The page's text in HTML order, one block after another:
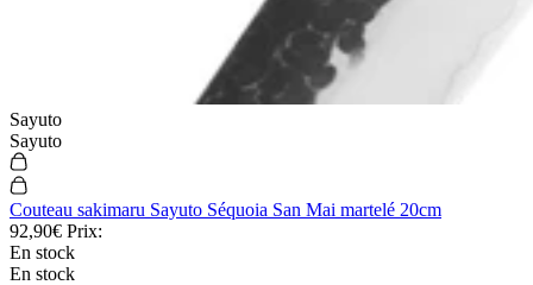
Sayuto
Sayuto
Couteau sakimaru Sayuto Séquoia San Mai martelé 20cm
92,90€ Prix:
En stock
En stock